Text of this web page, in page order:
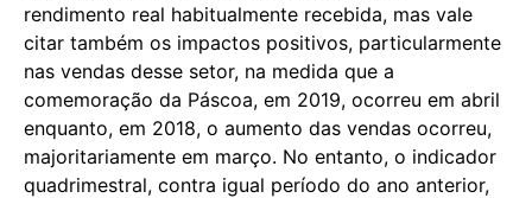
rendimento real habitualmente recebida, mas vale
citar também os impactos positivos, particularmente
nas vendas desse setor, na medida que a
comemoração da Páscoa, em 2019, ocorreu em abril
enquanto, em 2018, o aumento das vendas ocorreu,
majoritariamente em março. No entanto, o indicador
quadrimestral, contra igual período do ano anterior,